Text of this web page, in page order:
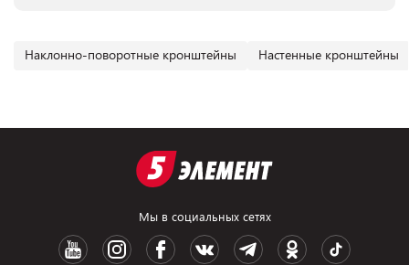
Наклонно-поворотные кронштейны Настенные кронштейны
Мы в социальных сетях